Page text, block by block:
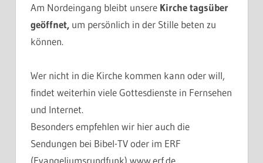
Am Nordeingang bleibt unsere Kirchetagsüber
geöffnet, um persönlich in der Stille beten zu
können.
Wer nicht in die Kirche kommen kann oder will,
findet weiterhin viele Gottesdienste in Fernsehen
und Internet.
Besonders empfehlen wir hier auch die
Sendungen bei Bibel-TV oder im ERF
(Evangeliumsrundfunk) www.erf.de .